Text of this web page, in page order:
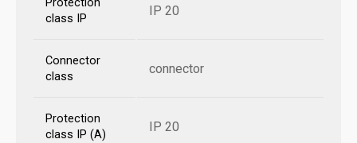
Protection
class IP
IP 20
Connector
class
connector
Protection
class IP (A)
IP 20